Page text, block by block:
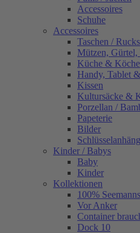
Accessoires
Schuhe
Accessoires
Taschen /
Mützen,
Küche & Köche
Handy, Tablet
Kissen
Kultursäcke &
Porzellan /
Papeterie
Bilder
Kinder / Babys
Baby
Kinder
Kollektionen
100%
Vor Anker
Container
Dock 10